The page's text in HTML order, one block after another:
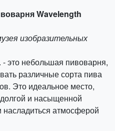
Wavelength
изобразительных
это небольшая пивоварня,
различные сорта пива
Это идеальное место,
и насыщенной
атмосферой